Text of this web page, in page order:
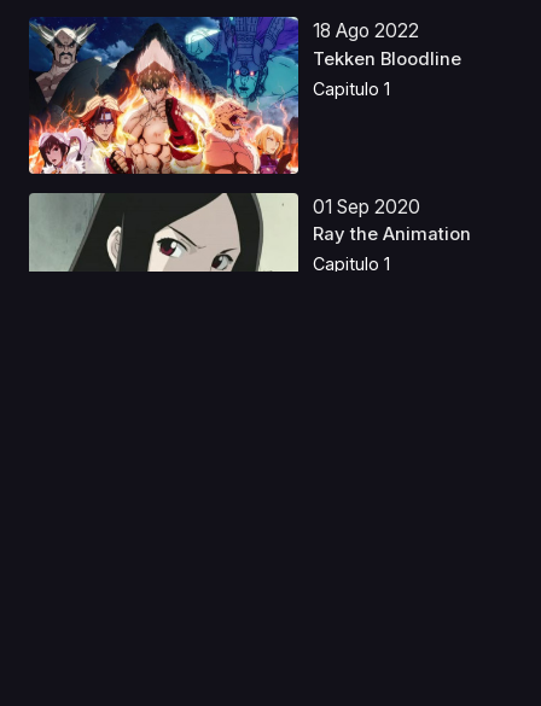
18 Ago 2022
Tekken Bloodline
Capitulo 1
01 Sep 2020
Ray the Animation
Capitulo 1